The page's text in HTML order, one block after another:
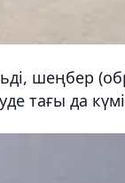
шеңбер
тағы да